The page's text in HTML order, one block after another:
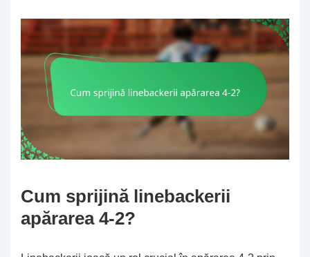
Cum sprijină linebackerii
apărarea 4-2?